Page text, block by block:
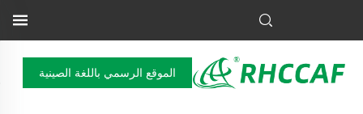
الموقع الرسمي باللغة الصينية